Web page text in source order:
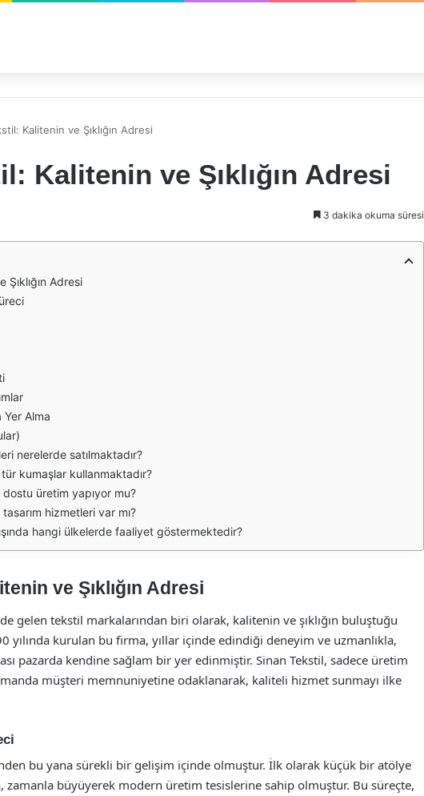
Kalitenin ve Şıklığın Adresi
Kalitenin ve Şıklığın Adresi
3 dakika okuma süresi
Adresi
Yer Alma
nerelerde satılmaktadır?
kumaşlar kullanmaktadır?
üretim yapıyor mu?
hizmetleri var mı?
hangi ülkelerde faaliyet göstermektedir?
ve Şıklığın Adresi
gelen tekstil markalarından biri olarak, kalitenin ve şıklığın buluştuğu
yılında kurulan bu firma, yıllar içinde edindiği deneyim ve uzmanlıkla,
pazarda kendine sağlam bir yer edinmiştir. Sinan Tekstil, sadece üretim
müşteri memnuniyetine odaklanarak, kaliteli hizmet sunmayı ilke
bu yana sürekli bir gelişim içinde olmuştur. İlk olarak küçük bir atölye
zamanla büyüyerek modern üretim tesislerine sahip olmuştur. Bu süreçte,